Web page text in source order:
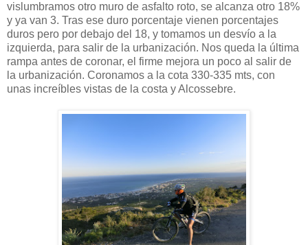
vislumbramos otro muro de asfalto roto, se alcanza otro 18%
y ya van 3. Tras ese duro porcentaje vienen porcentajes
duros pero por debajo del 18, y tomamos un desvío a la
izquierda, para salir de la urbanización. Nos queda la última
rampa antes de coronar, el firme mejora un poco al salir de
la urbanización. Coronamos a la cota 330-335 mts, con
unas increíbles vistas de la costa y Alcossebre.